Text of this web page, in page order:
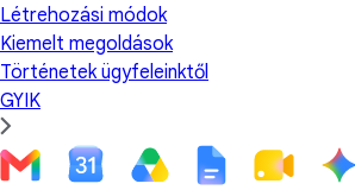
Létrehozási módok
Kiemelt megoldások
Történetek ügyfeleinktől
GYIK